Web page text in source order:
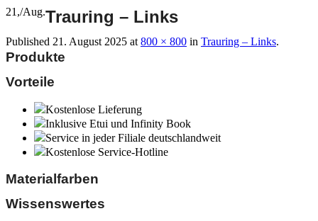
21,/Aug.Trauring – Links
Published 21. August 2025 at 800 × 800 in Trauring – Links.
Produkte
Vorteile
Kostenlose Lieferung
Inklusive Etui und Infinity Book
Service in jeder Filiale deutschlandweit
Kostenlose Service-Hotline
Materialfarben
Wissenswertes